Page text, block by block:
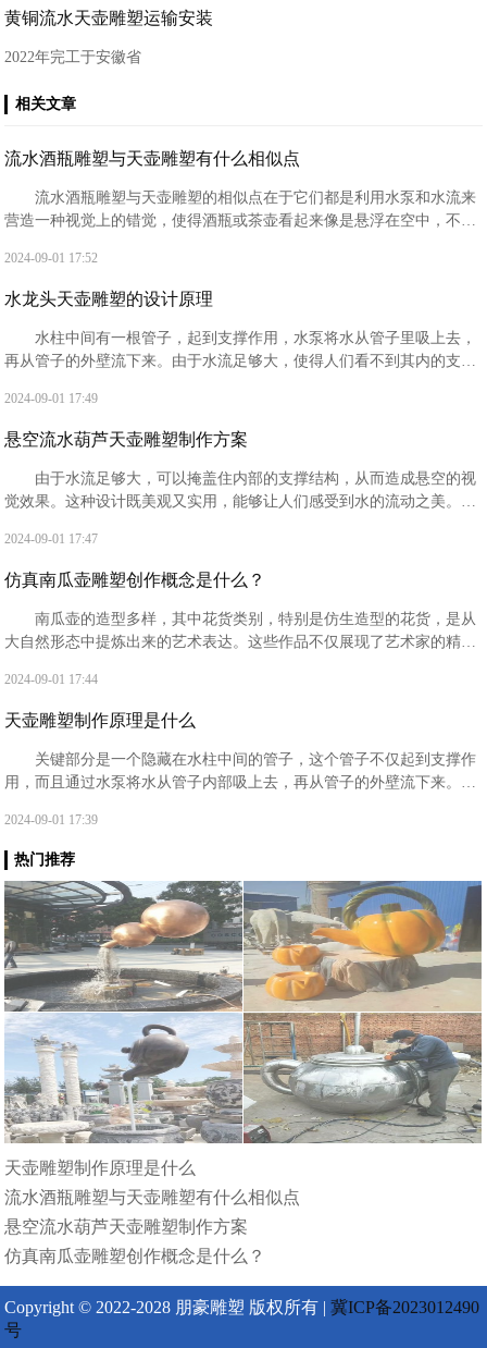
黄铜流水天壶雕塑运输安装
2022年完工于安徽省
相关文章
流水酒瓶雕塑与天壶雕塑有什么相似点
流水酒瓶雕塑与天壶雕塑的相似点在于它们都是利用水泵和水流来
营造一种视觉上的错觉，使得酒瓶或茶壶看起来像是悬浮在空中，不断
从而创造出一种神秘和引人入胜的效果。
2024-09-01 17:52
水龙头天壶雕塑的设计原理
水柱中间有一根管子，起到支撑作用，水泵将水从管子里吸上去，
再从管子的外壁流下来。由于水流足够大，使得人们看不到其内的支撑
能够让人们感受到水的流动之美‌。
2024-09-01 17:49
悬空流水葫芦天壶雕塑制作方案
由于水流足够大，可以掩盖住内部的支撑结构，从而造成悬空的视
觉效果。这种设计既美观又实用，能够让人们感受到水的流动之美‌。在
2024-09-01 17:47
仿真南瓜壶雕塑创作概念是什么？
南瓜壶的造型多样，其中花货类别，特别是仿生造型的花货，是从
大自然形态中提炼出来的艺术表达。这些作品不仅展现了艺术家的精湛
2024-09-01 17:44
天壶雕塑制作原理是什么
关键部分是一个隐藏在水柱中间的管子，这个管子不仅起到支撑作
用，而且通过水泵将水从管子内部吸上去，再从管子的外壁流下来。由
水是源源不断地流出的。
2024-09-01 17:39
热门推荐
天壶雕塑制作原理是什么
流水酒瓶雕塑与天壶雕塑有什么相似点
悬空流水葫芦天壶雕塑制作方案
仿真南瓜壶雕塑创作概念是什么？
Copyright © 2022-2028 朋豪雕塑 版权所有 |冀ICP备2023012490
号